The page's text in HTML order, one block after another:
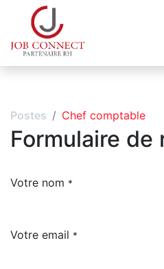
Postes Chef comptable
Formulaire
Votre nom *
Votre email *